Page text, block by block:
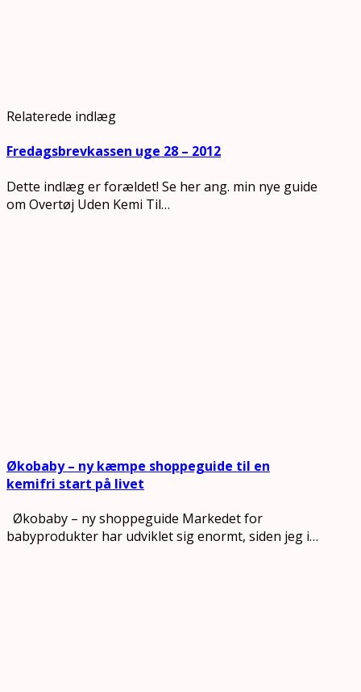
Relaterede indlæg
Fredagsbrevkassen uge 28 – 2012
Dette indlæg er forældet! Se her ang. min nye guide
om Overtøj Uden Kemi Til…
Økobaby – ny kæmpe shoppeguide til en
kemifri start på livet
Økobaby – ny shoppeguide Markedet for
babyprodukter har udviklet sig enormt, siden jeg i…